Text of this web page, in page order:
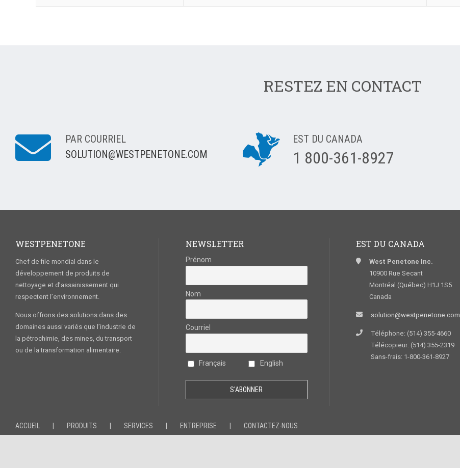
RESTEZ EN CONTACT
PAR COURRIEL
SOLUTION@WESTPENETONE.COM
EST DU CANADA
1 800-361-8927
WESTPENETONE
Chef de file mondial dans le
développement de produits de
nettoyage et d’assainissement qui
respectent l’environnement.
Nous offrons des solutions dans des
domaines aussi variés que l’industrie de
la pétrochimie, des mines, du transport
ou de la transformation alimentaire.
NEWSLETTER
Prénom
Nom
Courriel
Français English
EST DU CANADA
West Penetone Inc.
10900 Rue Secant
Montréal (Québec) H1J 1S5
Canada
solution@westpenetone.com
Téléphone: (514) 355-4660
Télécopieur: (514) 355-2319
Sans-frais: 1-800-361-8927
ACCUEIL PRODUITS SERVICES ENTREPRISE CONTACTEZ-NOUS